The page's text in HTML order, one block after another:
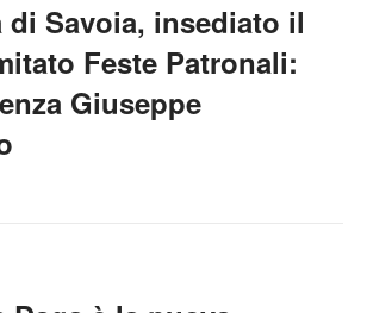
di Savoia, insediato il
Feste Patronali:
Giuseppe